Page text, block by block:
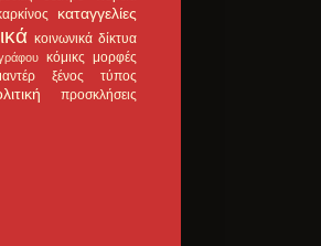
καταγγελίες
κοινωνικά δίκτυα
κόμικς μορφές
ξένος τύπος
προσκλήσεις